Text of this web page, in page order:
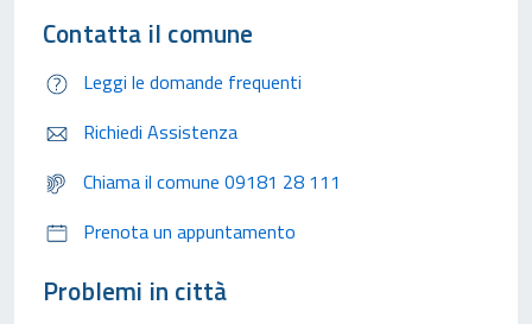
Contatta il comune
Leggi le domande frequenti
Richiedi Assistenza
Chiama il comune 09181 28 111
Prenota un appuntamento
Problemi in città